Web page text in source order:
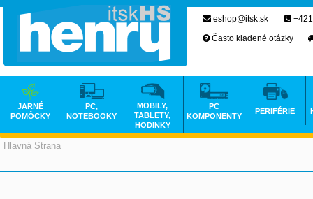
Hlavná Strana
eshop@itsk.sk
Často kladené otázky
JARNÉ
POMÔCKY
PC,
NOTEBOOKY
MOBILY,
TABLETY,
HODINKY
PC
KOMPONENTY
PERIFÉRIE